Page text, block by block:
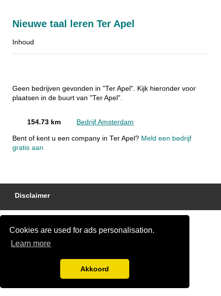
Cookies are used for ads personalisation.
Learn more
Akkoord
Nieuwe taal leren Ter Apel
Inhoud
Geen bedrijven gevonden in "Ter Apel". Kijk hieronder voor
plaatsen in de buurt van "Ter Apel".
154.73 km Bedrijf Amsterdam
Bent of kent u een company in Ter Apel? Meld een bedrijf
gratis aan
Disclaimer